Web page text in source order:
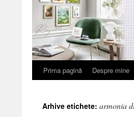
Sari
conținut
Prima pagină Despre mine
Arhive etichete: armonia